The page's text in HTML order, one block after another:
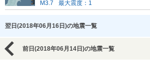
M3.7
最大震度：1
翌日(2018年06月16日)の地震一覧
前日(2018年06月14日)の地震一覧